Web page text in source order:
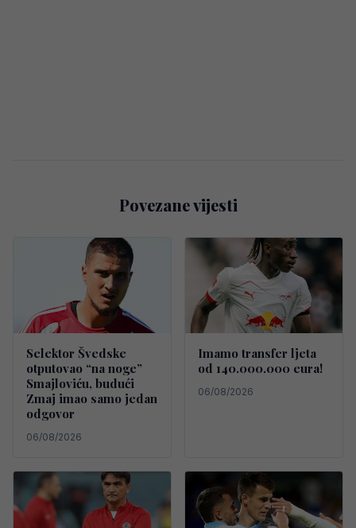
Povezane vijesti
Selektor Švedske
otputovao “na noge”
Smajloviću, budući
Zmaj imao samo jedan
odgovor
06/08/2026
Imamo transfer ljeta
od 140.000.000 eura!
06/08/2026